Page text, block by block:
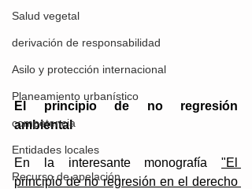
Salud vegetal
derivación de responsabilidad
Asilo y protección internacional
Planeamiento urbanístico
competencia
Entidades locales
Recurso de apelación
El principio de no regresión
ambiental
En la interesante monografía "El
principio de no regresión en el derecho